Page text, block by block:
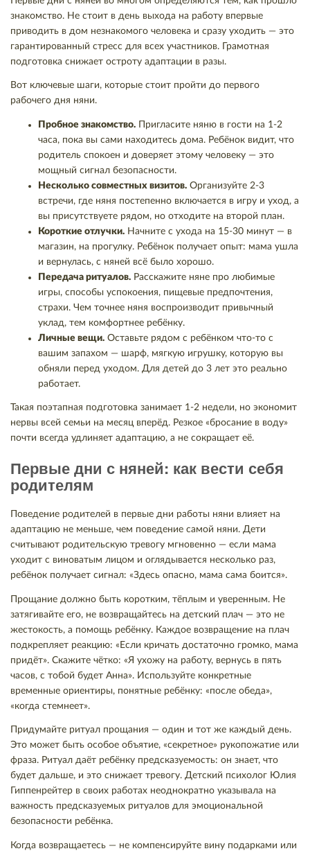
знакомство. Не стоит в день выхода на работу впервые
приводить в дом незнакомого человека и сразу уходить — это
гарантированный стресс для всех участников. Грамотная
подготовка снижает остроту адаптации в разы.
Вот ключевые шаги, которые стоит пройти до первого
рабочего дня няни.
Пробное знакомство. Пригласите няню в гости на 1-2
часа, пока вы сами находитесь дома. Ребёнок видит, что
родитель спокоен и доверяет этому человеку — это
мощный сигнал безопасности.
Несколько совместных визитов. Организуйте 2-3
встречи, где няня постепенно включается в игру и уход, а
вы присутствуете рядом, но отходите на второй план.
Короткие отлучки. Начните с ухода на 15-30 минут — в
магазин, на прогулку. Ребёнок получает опыт: мама ушла
и вернулась, с няней всё было хорошо.
Передача ритуалов. Расскажите няне про любимые
игры, способы успокоения, пищевые предпочтения,
страхи. Чем точнее няня воспроизводит привычный
уклад, тем комфортнее ребёнку.
Личные вещи. Оставьте рядом с ребёнком что-то с
вашим запахом — шарф, мягкую игрушку, которую вы
обняли перед уходом. Для детей до 3 лет это реально
работает.
Такая поэтапная подготовка занимает 1-2 недели, но экономит
нервы всей семьи на месяц вперёд. Резкое «бросание в воду»
почти всегда удлиняет адаптацию, а не сокращает её.
Первые дни с няней: как вести себя
родителям
Поведение родителей в первые дни работы няни влияет на
адаптацию не меньше, чем поведение самой няни. Дети
считывают родительскую тревогу мгновенно — если мама
уходит с виноватым лицом и оглядывается несколько раз,
ребёнок получает сигнал: «Здесь опасно, мама сама боится».
Прощание должно быть коротким, тёплым и уверенным. Не
затягивайте его, не возвращайтесь на детский плач — это не
жестокость, а помощь ребёнку. Каждое возвращение на плач
подкрепляет реакцию: «Если кричать достаточно громко, мама
придёт». Скажите чётко: «Я ухожу на работу, вернусь в пять
часов, с тобой будет Анна». Используйте конкретные
временные ориентиры, понятные ребёнку: «после обеда»,
«когда стемнеет».
Придумайте ритуал прощания — один и тот же каждый день.
Это может быть особое объятие, «секретное» рукопожатие или
фраза. Ритуал даёт ребёнку предсказуемость: он знает, что
будет дальше, и это снижает тревогу. Детский психолог Юлия
Гиппенрейтер в своих работах неоднократно указывала на
важность предсказуемых ритуалов для эмоциональной
безопасности ребёнка.
Когда возвращаетесь — не компенсируйте вину подарками или